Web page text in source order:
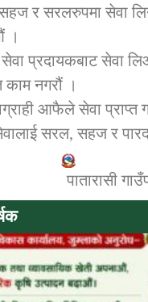
डिभिजन कार्यालय जुम्लाको सुचना
कर्णाली प्रविधि शिक्षालय जुम्लाको
सामाजिक बिकास कार्यालय
सहज र सरलरुपमा सेवा
।
प्रदायकबाट सेवा
काम नगरौं ।
आफैले सेवा प्राप्त
सरल, सहज र
पातारासी